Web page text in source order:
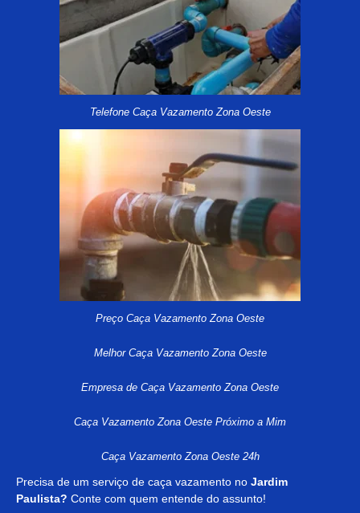
Telefone Caça Vazamento Zona Oeste
Preço Caça Vazamento Zona Oeste
Melhor Caça Vazamento Zona Oeste
Empresa de Caça Vazamento Zona Oeste
Caça Vazamento Zona Oeste Próximo a Mim
Caça Vazamento Zona Oeste 24h
Precisa de um serviço de caça vazamento no Jardim
Paulista? Conte com quem entende do assunto!